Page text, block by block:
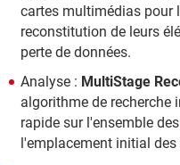
cartes multimédias pour
reconstitution de leurs
perte de données.
Analyse : MultiStage
algorithme de recherche
rapide sur l'ensemble
l'emplacement initial